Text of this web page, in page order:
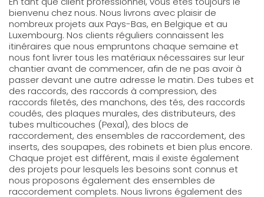
bienvenu chez nous. Nous livrons avec plaisir de
nombreux projets aux Pays-Bas, en Belgique et au
Luxembourg. Nos clients réguliers connaissent les
itinéraires que nous empruntons chaque semaine et
nous font livrer tous les matériaux nécessaires sur leur
chantier avant de commencer, afin de ne pas avoir à
passer devant une autre adresse le matin. Des tubes et
des raccords, des raccords à compression, des
raccords filetés, des manchons, des tés, des raccords
coudés, des plaques murales, des distributeurs, des
tubes multicouches (Pexal), des blocs de
raccordement, des ensembles de raccordement, des
inserts, des soupapes, des robinets et bien plus encore.
Chaque projet est différent, mais il existe également
des projets pour lesquels les besoins sont connus et
nous proposons également des ensembles de
raccordement complets. Nous livrons également des